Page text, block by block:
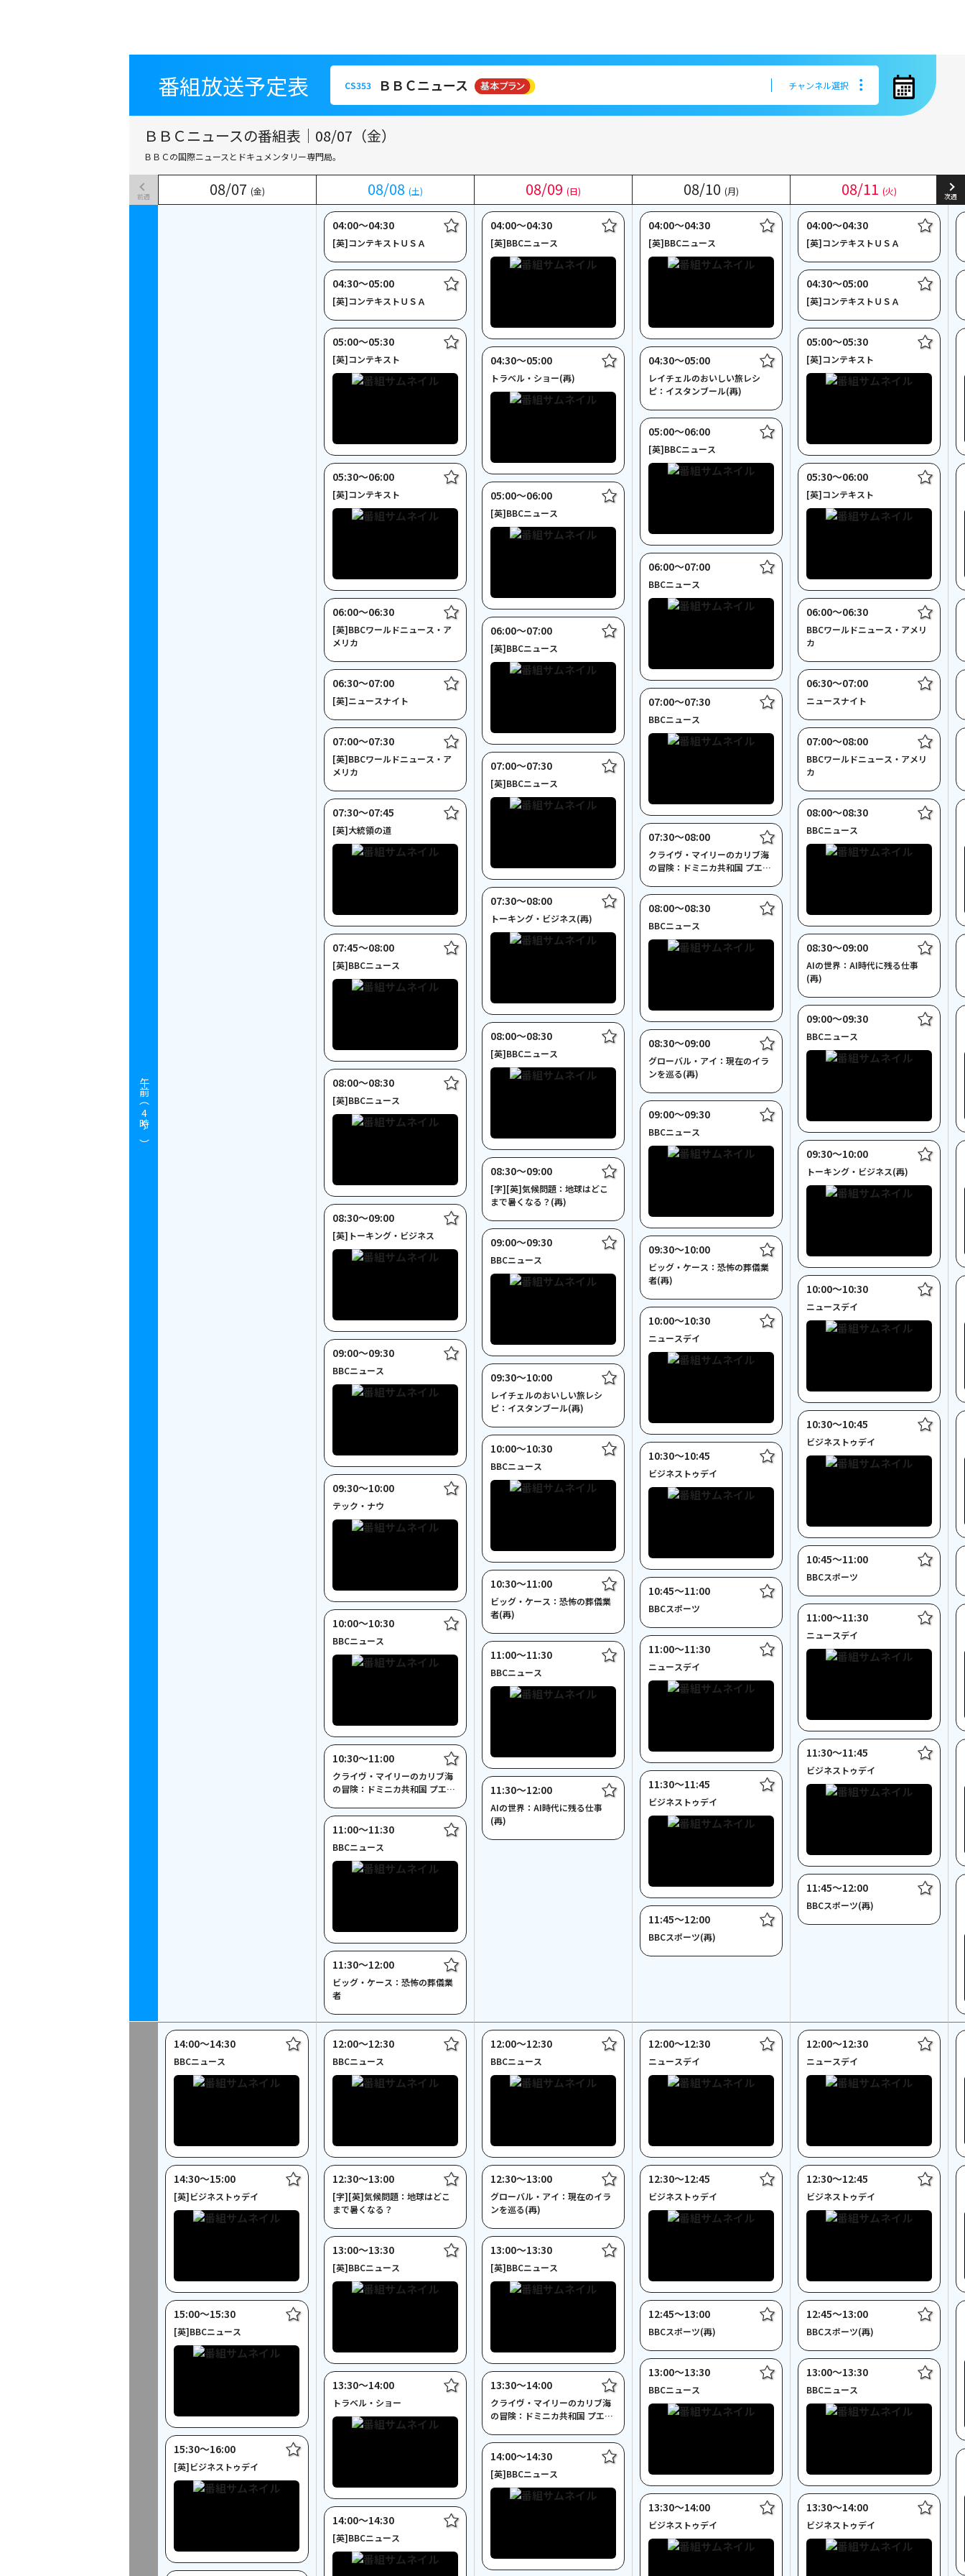
番組放送予定表 CS353 ＢＢＣニュース チャンネル選択
番組放送予定表 ＢＢＣニュース
ＢＢＣニュースの番組表｜08/07（金）
ＢＢＣの国際ニュースとドキュメンタリー専門局。
08/07 (金) 08/08 (土) 08/09 (日) 08/10 (月) 08/11 (火)
前週 次週
午前（
4
時～）
08/07 (金) 08/08 (土) 08/09 (日) 08/10 (月) 08/11 (火)
04:00〜04:30
[英]コンテキストＵＳＡ
04:30〜05:00
[英]コンテキストＵＳＡ
05:00〜05:30
[英]コンテキスト
05:30〜06:00
[英]コンテキスト
06:00〜06:30
[英]BBCワールドニュース・ア
メリカ
06:30〜07:00
[英]ニュースナイト
07:00〜07:30
[英]BBCワールドニュース・ア
メリカ
07:30〜07:45
[英]大統領の道
07:45〜08:00
[英]BBCニュース
08:00〜08:30
[英]BBCニュース
08:30〜09:00
[英]トーキング・ビジネス
09:00〜09:30
BBCニュース
09:30〜10:00
テック・ナウ
10:00〜10:30
BBCニュース
10:30〜11:00
クライヴ・マイリーのカリブ海
の冒険：ドミニカ共和国 プエル
11:00〜11:30
BBCニュース
11:30〜12:00
ビッグ・ケース：恐怖の葬儀業
者
04:00〜04:30
[英]BBCニュース
04:30〜05:00
トラベル・ショー(再)
05:00〜06:00
[英]BBCニュース
06:00〜07:00
[英]BBCニュース
07:00〜07:30
[英]BBCニュース
07:30〜08:00
トーキング・ビジネス(再)
08:00〜08:30
[英]BBCニュース
08:30〜09:00
[字][英]気候問題：地球はどこ
まで暑くなる？(再)
09:00〜09:30
BBCニュース
09:30〜10:00
レイチェルのおいしい旅レシ
ピ：イスタンブール(再)
10:00〜10:30
BBCニュース
10:30〜11:00
ビッグ・ケース：恐怖の葬儀業
者(再)
11:00〜11:30
BBCニュース
11:30〜12:00
AIの世界：AI時代に残る仕事
(再)
04:00〜04:30
[英]BBCニュース
04:30〜05:00
レイチェルのおいしい旅レシ
ピ：イスタンブール(再)
05:00〜06:00
[英]BBCニュース
06:00〜07:00
BBCニュース
07:00〜07:30
BBCニュース
07:30〜08:00
クライヴ・マイリーのカリブ海
の冒険：ドミニカ共和国 プエル
08:00〜08:30
BBCニュース
08:30〜09:00
グローバル・アイ：現在のイラ
ンを巡る(再)
09:00〜09:30
BBCニュース
09:30〜10:00
ビッグ・ケース：恐怖の葬儀業
者(再)
10:00〜10:30
ニュースデイ
10:30〜10:45
ビジネストゥデイ
10:45〜11:00
BBCスポーツ
11:00〜11:30
ニュースデイ
11:30〜11:45
ビジネストゥデイ
11:45〜12:00
BBCスポーツ(再)
04:00〜04:30
[英]コンテキストＵＳＡ
04:30〜05:00
[英]コンテキストＵＳＡ
05:00〜05:30
[英]コンテキスト
05:30〜06:00
[英]コンテキスト
06:00〜06:30
BBCワールドニュース・アメリ
カ
06:30〜07:00
ニュースナイト
07:00〜08:00
BBCワールドニュース・アメリ
カ
08:00〜08:30
BBCニュース
08:30〜09:00
AIの世界：AI時代に残る仕事
(再)
09:00〜09:30
BBCニュース
09:30〜10:00
トーキング・ビジネス(再)
10:00〜10:30
ニュースデイ
10:30〜10:45
ビジネストゥデイ
10:45〜11:00
BBCスポーツ
11:00〜11:30
ニュースデイ
11:30〜11:45
ビジネストゥデイ
11:45〜12:00
BBCスポーツ(再)
14:00〜14:30
BBCニュース
14:30〜15:00
[英]ビジネストゥデイ
15:00〜15:30
[英]BBCニュース
15:30〜16:00
[英]ビジネストゥデイ
12:00〜12:30
BBCニュース
12:30〜13:00
[字][英]気候問題：地球はどこ
まで暑くなる？
13:00〜13:30
[英]BBCニュース
13:30〜14:00
トラベル・ショー
14:00〜14:30
[英]BBCニュース
12:00〜12:30
BBCニュース
12:30〜13:00
グローバル・アイ：現在のイラ
ンを巡る(再)
13:00〜13:30
[英]BBCニュース
13:30〜14:00
クライヴ・マイリーのカリブ海
の冒険：ドミニカ共和国 プエル
14:00〜14:30
[英]BBCニュース
12:00〜12:30
ニュースデイ
12:30〜12:45
ビジネストゥデイ
12:45〜13:00
BBCスポーツ(再)
13:00〜13:30
BBCニュース
13:30〜14:00
ビジネストゥデイ
12:00〜12:30
ニュースデイ
12:30〜12:45
ビジネストゥデイ
12:45〜13:00
BBCスポーツ(再)
13:00〜13:30
BBCニュース
13:30〜14:00
ビジネストゥデイ